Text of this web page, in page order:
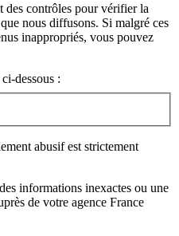
des contrôles pour vérifier la
nous diffusons. Si malgré ces
inappropriés, vous pouvez
dessous :
abusif est strictement
informations inexactes ou une
de votre agence France